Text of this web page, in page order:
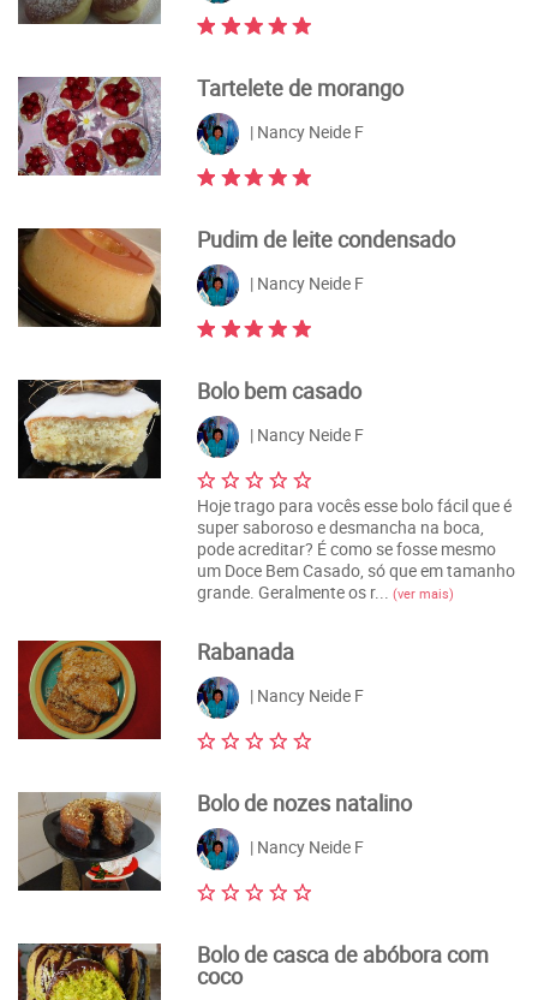
Tartelete de morango
| Nancy Neide F
Pudim de leite condensado
| Nancy Neide F
Bolo bem casado
| Nancy Neide F
Hoje trago para vocês esse bolo fácil que é
super saboroso e desmancha na boca,
pode acreditar? É como se fosse mesmo
um Doce Bem Casado, só que em tamanho
grande. Geralmente os r...(ver mais)
Rabanada
| Nancy Neide F
Bolo de nozes natalino
| Nancy Neide F
Bolo de casca de abóbora com
coco